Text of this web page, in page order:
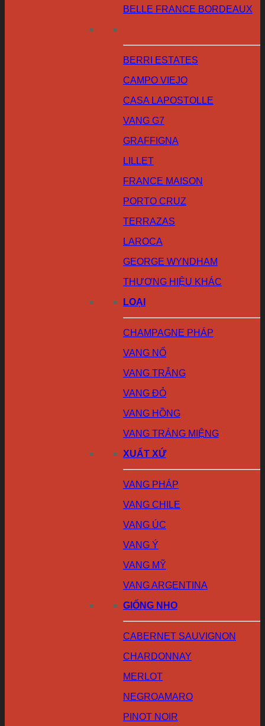
BELLE FRANCE BORDEAUX
BERRI ESTATES
CAMPO VIEJO
CASA LAPOSTOLLE
VANG G7
GRAFFIGNA
LILLET
FRANCE MAISON
PORTO CRUZ
TERRAZAS
LAROCA
GEORGE WYNDHAM
THƯƠNG HIỆU KHÁC
LOẠI
CHAMPAGNE PHÁP
VANG NỔ
VANG TRẮNG
VANG ĐỎ
VANG HỒNG
VANG TRÁNG MIỆNG
XUẤT XỨ
VANG PHÁP
VANG CHILE
VANG ÚC
VANG Ý
VANG MỸ
VANG ARGENTINA
GIỐNG NHO
CABERNET SAUVIGNON
CHARDONNAY
MERLOT
NEGROAMARO
PINOT NOIR